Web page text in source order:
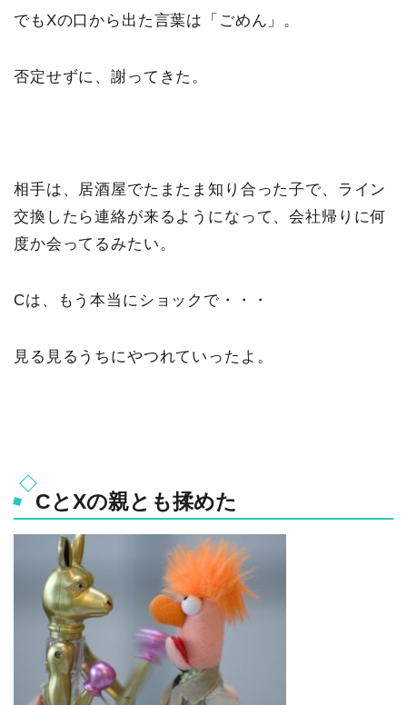
でもXの口から出た言葉は「ごめん」。
否定せずに、謝ってきた。
相手は、居酒屋でたまたま知り合った子で、ライン
交換したら連絡が来るようになって、会社帰りに何
度か会ってるみたい。
Cは、もう本当にショックで・・・
見る見るうちにやつれていったよ。
CとXの親とも揉めた